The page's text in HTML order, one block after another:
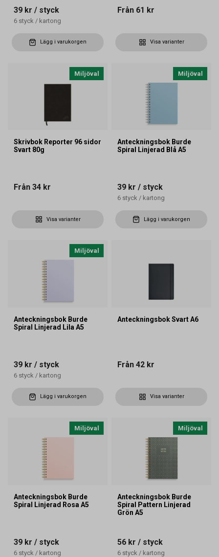
39 kr / styck
6 styck / kartong
Lägg i varukorgen
Från 61 kr
Visa varianter
Miljöval
Skrivbok Reporter 96 sidor
Svart 80g
Från 34 kr
Visa varianter
Miljöval
Anteckningsbok Burde
Spiral Linjerad Blå A5
39 kr / styck
6 styck / kartong
Lägg i varukorgen
Miljöval
Anteckningsbok Burde
Spiral Linjerad Lila A5
39 kr / styck
6 styck / kartong
Lägg i varukorgen
Anteckningsbok Svart A6
Från 42 kr
Visa varianter
Miljöval
Anteckningsbok Burde
Spiral Linjerad Rosa A5
39 kr / styck
6 styck / kartong
Miljöval
Anteckningsbok Burde
Spiral Pattern Linjerad
Grön A5
56 kr / styck
6 styck / kartong